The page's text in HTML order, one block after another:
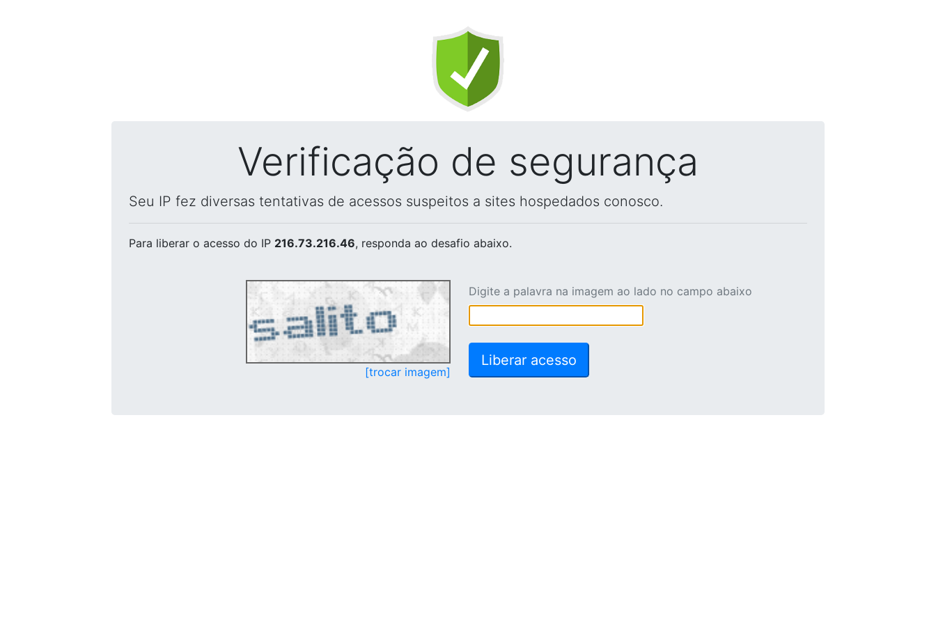
Verificação de segurança
Seu IP fez diversas tentativas de acessos suspeitos a sites hospedados conosco.
Para liberar o acesso do IP 216.73.216.46, responda ao desafio abaixo.
[trocar imagem]
Digite a palavra na imagem ao lado no campo abaixo